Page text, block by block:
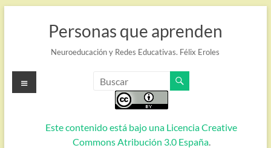
Personas que aprenden
Neuroeducación y Redes Educativas. Félix Eroles
Este contenido está bajo una Licencia Creative
Commons Atribución 3.0 España.
Menú